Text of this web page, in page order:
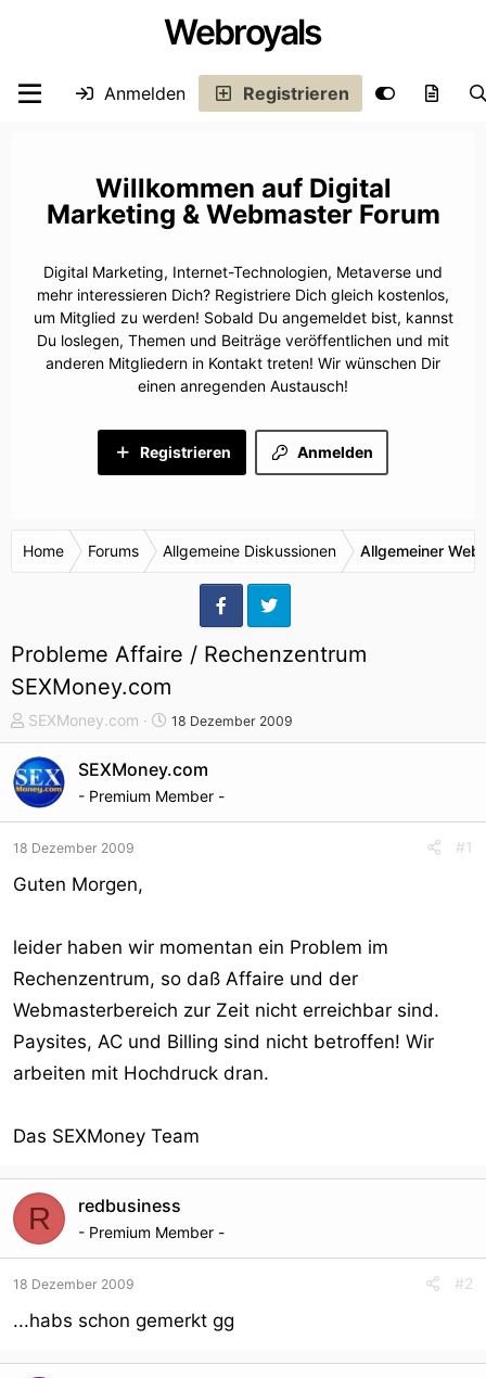
Webroyals
Anmelden Registrieren
Digital
Marketing & Webmaster Forum
Digital Marketing, Internet-Technologien, Metaverse und
mehr interessieren Dich? Registriere Dich gleich kostenlos,
um Mitglied zu werden! Sobald Du angemeldet bist, kannst
Du loslegen, Themen und Beiträge veröffentlichen und mit
anderen Mitgliedern in Kontakt treten! Wir wünschen Dir
einen anregenden Austausch!
Anmelden
Registrieren
Home Forums Allgemeine Diskussionen Allgemeiner
Probleme Affaire / Rechenzentrum
SEXMoney.com
T
h
e
m
e
s
t
t
r
SEXMoney.com
S
t
a
18 Dezember 2009
SEXMoney.com
- Premium Member -
18 Dezember 2009 #1
Guten Morgen,
leider haben wir momentan ein Problem im
Rechenzentrum, so daß Affaire und der
Webmasterbereich zur Zeit nicht erreichbar sind.
Paysites, AC und Billing sind nicht betroffen! Wir
arbeiten mit Hochdruck dran.
Das SEXMoney Team
R redbusiness
- Premium Member -
18 Dezember 2009 #2
...habs schon gemerkt gg